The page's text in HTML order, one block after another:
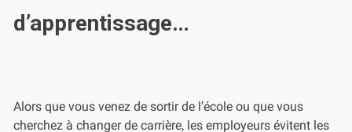
d’apprentissage…
Alors que vous venez de sortir de l’école ou que vous
cherchez à changer de carrière, les employeurs évitent les